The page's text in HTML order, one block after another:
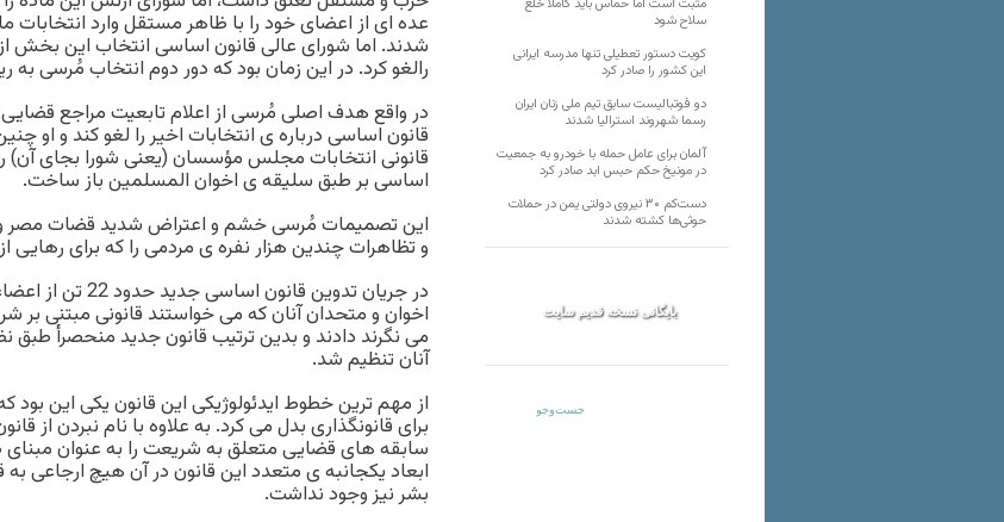
شدند. اما شورای عالی قانون اساسی انتخاب این بخش از
رالغو کرد. در این زمان بود که دور دوم انتخاب مُرسی
در واقع هدف اصلی مُرسی از اعلام تابعیت مراجع
قانونی انتخابات مجلس مؤسسان (یعنی شورا بجای آن) را
اساسی بر طبق سلیقه ی اخوان المسلمین باز ساخت.
این تصمیمات مُرسی خشم و اعتراض شدید قضات مصر
و تظاهرات چندین هزار نفره ی مردمی را که برای رهایی
در جریان تدوین
اخوان و متحدان آنان که می خواستند قانونی مبتنی بر
می نگرند دادند و بدین ترتیب قانون جدید منحصرأ
آنان تنظیم شد.
از مهم ترین خطوط ایدئولوژیکی این قانون یکی این
برای قانونگذاری بدل می کرد. به علاوه با نام نبردن از
سابقه های قضایی متعلق به شریعت را به عنوان
ابعاد یکجانبه ی متعدد این قانون در آن هیچ ارجاعی
بشر نیز وجود نداشت.
مثبت است اما حماس باید کاملا خلع
سلاح شود
کویت دستور تعطیلی تنها مدرسه ایرانی
این کشور را صادر کرد
دو فوتبالیست سابق تیم ملی زنان ایران
رسما شهروند استرالیا شدند
آلمان برای عامل حمله با خودرو به جمعیت
در مونیخ حکم حبس ابد صادر کرد
دست‌کم ۳۰ نیروی دولتی یمن در حملات
حوثی‌ها کشته شدند
بایگانی نسخه قدیم سایت